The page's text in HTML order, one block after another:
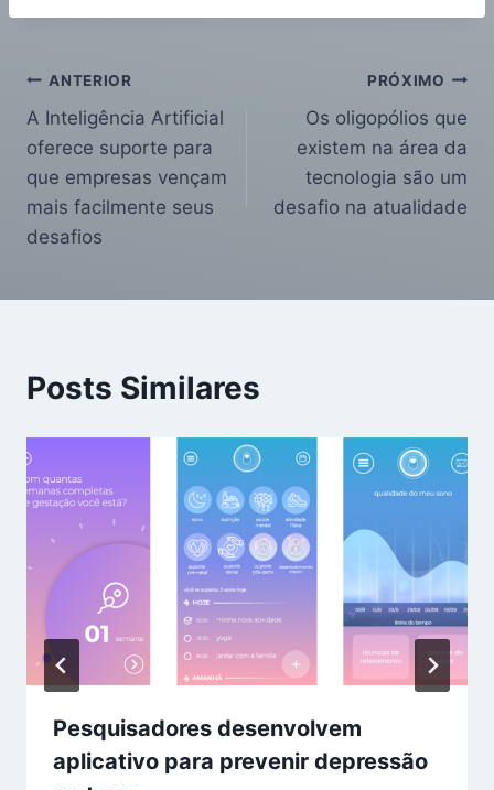
ANTERIOR
A Inteligência Artificial
oferece suporte para
que empresas vençam
mais facilmente seus
desafios
PRÓXIMO
Os oligopólios que
existem na área da
tecnologia são um
desafio na atualidade
Posts Similares
Pesquisadores desenvolvem
aplicativo para prevenir depressão